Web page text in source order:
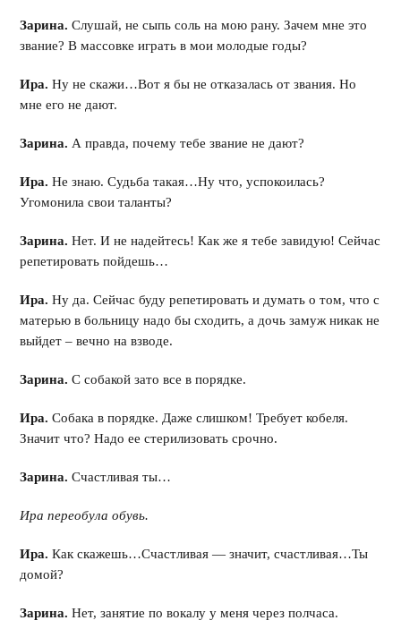
Зарина. Слушай, не сыпь соль на мою рану. Зачем мне это
звание? В массовке играть в мои молодые годы?
Ира. Ну не скажи…Вот я бы не отказалась от звания. Но
мне его не дают.
Зарина. А правда, почему тебе звание не дают?
Ира. Не знаю. Судьба такая…Ну что, успокоилась?
Угомонила свои таланты?
Зарина. Нет. И не надейтесь! Как же я тебе завидую! Сейчас
репетировать пойдешь…
Ира. Ну да. Сейчас буду репетировать и думать о том, что с
матерью в больницу надо бы сходить, а дочь замуж никак не
выйдет – вечно на взводе.
Зарина. С собакой зато все в порядке.
Ира. Собака в порядке. Даже слишком! Требует кобеля.
Значит что? Надо ее стерилизовать срочно.
Зарина. Счастливая ты…
Ира переобула обувь.
Ира. Как скажешь…Счастливая — значит, счастливая…Ты
домой?
Зарина. Нет, занятие по вокалу у меня через полчаса.